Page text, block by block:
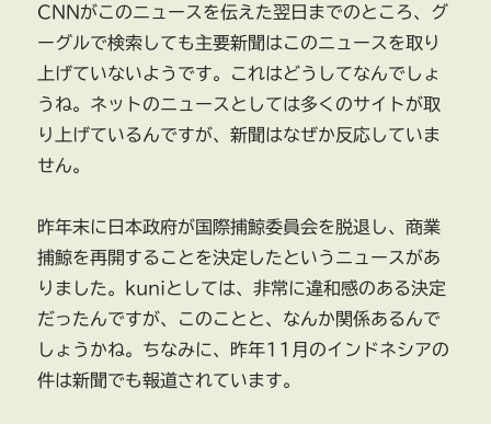
CNNがこのニュースを伝えた翌日までのところ、グ
ーグルで検索しても主要新聞はこのニュースを取り
上げていないようです。これはどうしてなんでしょ
うね。ネットのニュースとしては多くのサイトが取
り上げているんですが、新聞はなぜか反応していま
せん。
昨年末に日本政府が国際捕鯨委員会を脱退し、商業
捕鯨を再開することを決定したというニュースがあ
りました。kuniとしては、非常に違和感のある決定
だったんですが、このことと、なんか関係あるんで
しょうかね。ちなみに、昨年11月のインドネシアの
件は新聞でも報道されています。